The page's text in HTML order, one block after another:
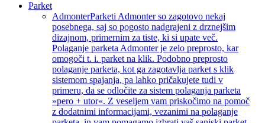
Parket
AdmonterParketi Admonter so zagotovo nekaj
posebnega, saj so pogosto nadgrajeni z drznejšim
dizajnom, primernim za tiste, ki si upate več.
Polaganje parketa Admonter je zelo preprosto, kar
omogoči t. i. parket na klik. Podobno preprosto
polaganje parketa, kot ga zagotavlja parket s klik
sistemom spajanja, pa lahko pričakujete tudi v
primeru, da se odločite za sistem polaganja parketa
»pero + utor«. Z veseljem vam priskočimo na pomoč
z dodatnimi informacijami, vezanimi na polaganje